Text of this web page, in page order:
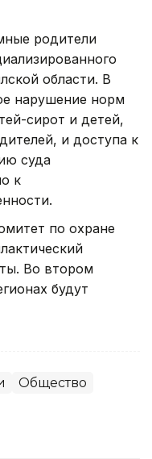
родители
области. В
нарушение норм
сирот и детей,
и доступа к
суда
к
по охране
Во втором
будут
Общество